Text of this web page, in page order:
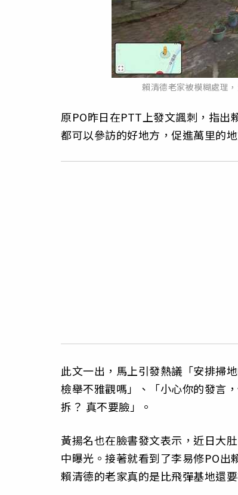
賴清德老家被模糊處理
原PO昨日在PTT上發文諷刺，指出
都可以參訪的好地方，促進萬里的
此文一出，馬上引發熱議「安排掃
檢舉不雅觀嗎」、「小心你的發言
拆？ 真不要臉」。
黃揚名也在臉書發文表示，近日大
中曝光。接著就看到了李易修PO出
賴清德的老家真的是比飛彈基地還